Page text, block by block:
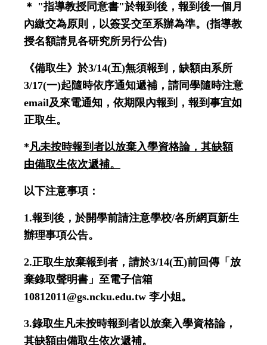
＊ "指導教授同意書"於報到後，報到後一個月
內繳交為原則，以簽妥交至系辦為準。 (指導教
授名額請見各研究所另行公告)
《備取生》於3/14(五)無須報到，缺額由系所
3/17(一)起隨時依序通知遞補，請同學隨時注意
email及來電通知，依期限內報到，報到事宜如
正取生。
*凡未按時報到者以放棄入學資格論，其缺額
由備取生依次遞補。
以下注意事項：
1.報到後，於開學前請注意學校/各所網頁新生
辦理事項公告。
2.正取生放棄報到者，請於3/14(五)前回傳「放
棄錄取聲明書」至電子信箱
10812011@gs.ncku.edu.tw 李小姐。
3.錄取生凡未按時報到者以放棄入學資格論，
其缺額由備取生依次遞補。